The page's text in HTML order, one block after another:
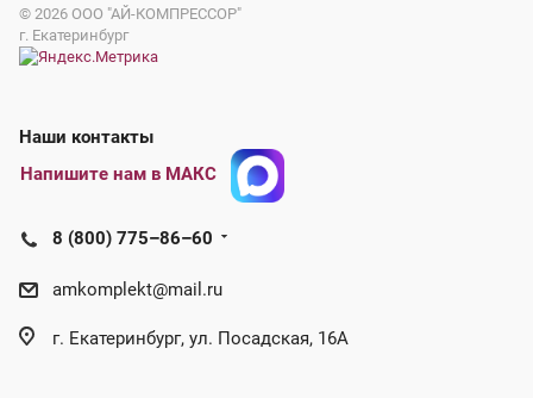
© 2026 ООО "АЙ-КОМПРЕССОР"
г. Екатеринбург
Наши контакты
Напишите нам в МАКС
8 (800) 775–86–60
amkomplekt@mail.ru
г. Екатеринбург, ул. Посадская, 16А